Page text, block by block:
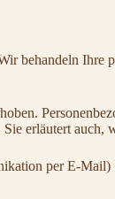
behandeln
erläutert auch,
per E-